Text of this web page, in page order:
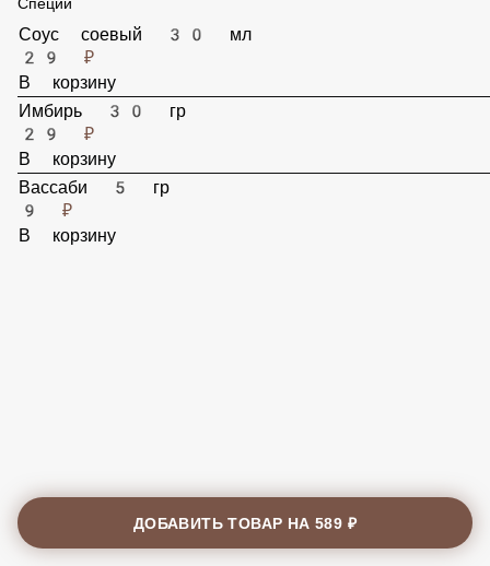
Соус соевый 30 мл
29 ₽
В корзину
Имбирь 30 гр
29 ₽
В корзину
Вассаби 5 гр
ДОБАВИТЬ ТОВАР НА589 ₽